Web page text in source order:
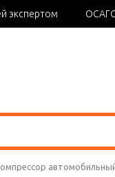
экспертом